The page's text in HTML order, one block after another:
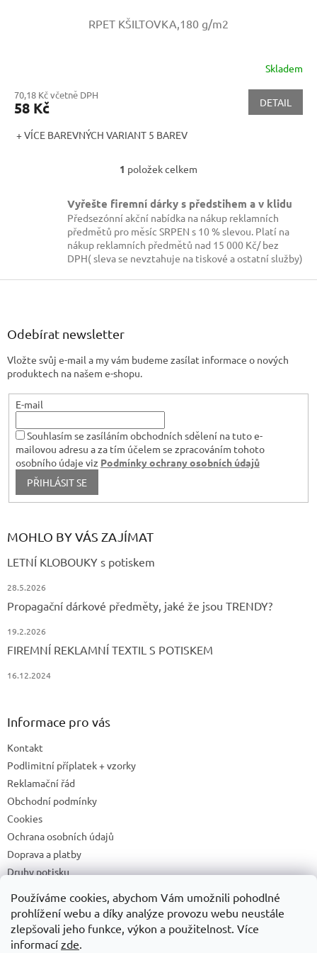
Používáme cookies, abychom Vám umožnili pohodlné
prohlížení webu a díky analýze provozu webu neustále
zlepšovali jeho funkce, výkon a použitelnost. Více
informací zde.
RPET KŠILTOVKA,180 g/m2
Skladem
70,18 Kč včetně DPH
58 Kč DETAIL
+ VÍCE BAREVNÝCH VARIANT 5 BAREV
O
l
á
d
a
c
p
ý
i
1 položek celkem
Vyřešte firemní dárky s předstihem a v klidu
Předsezónní akční nabídka na nákup reklamních
předmětů pro měsíc SRPEN s 10 % slevou. Platí na
nákup reklamních předmětů nad 15 000 Kč/ bez
DPH( sleva se nevztahuje na tiskové a ostatní služby)
Z
Odebírat newsletter
Vložte svůj e-mail a my vám budeme zasílat informace o nových
produktech na našem e-shopu.
E-mail
Souhlasím se zasíláním obchodních sdělení na tuto e-
mailovou adresu a za tím účelem se zpracováním tohoto
osobního údaje viz Podmínky ochrany osobních údajů
PŘIHLÁSIT SE
MOHLO BY VÁS ZAJÍMAT
LETNÍ KLOBOUKY s potiskem
28.5.2026
Propagační dárkové předměty, jaké že jsou TRENDY?
19.2.2026
FIREMNÍ REKLAMNÍ TEXTIL S POTISKEM
16.12.2024
Informace pro vás
Kontakt
Podlimitní příplatek + vzorky
Reklamační řád
Obchodní podmínky
Cookies
Ochrana osobních údajů
Doprava a platby
Druhy potisku
Recyklační příspěvky a zpětný odběr elektrozařízení/baterií